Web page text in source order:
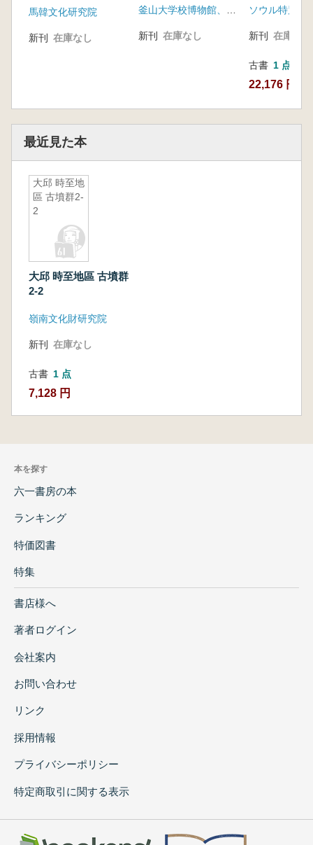
馬韓文化研究院
新刊 在庫なし 新刊 在庫なし
ソウル特別市
新刊 在庫なし
古書 1 点
22,176 円
最近見た本
大邱 時至地
區 古墳群2-
2
大邱 時至地區 古墳群
2-2
嶺南文化財研究院
新刊 在庫なし
古書 1 点
7,128 円
本を探す
六一書房の本
ランキング
特価図書
特集
書店様へ
著者ログイン
会社案内
お問い合わせ
リンク
採用情報
プライバシーポリシー
特定商取引に関する表示